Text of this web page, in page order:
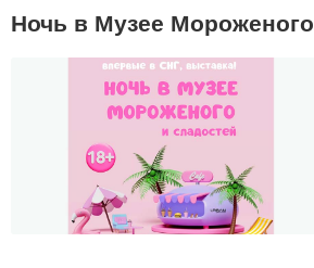
Ночь в Музее Мороженого